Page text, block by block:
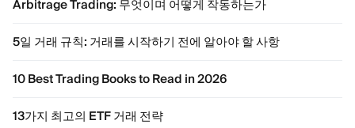
Arbitrage Trading: 무엇이며 어떻게 작동하는가
5일 거래 규칙: 거래를 시작하기 전에 알아야 할 사항
10 Best Trading Books to Read in 2026
13가지 최고의 ETF 거래 전략